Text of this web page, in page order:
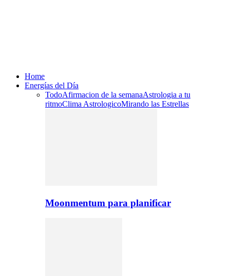
Home
Energías del Día
TodoAfirmacion de la semanaAstrologia a tu
ritmoClima AstrologicoMirando las Estrellas
Moonmentum para planificar